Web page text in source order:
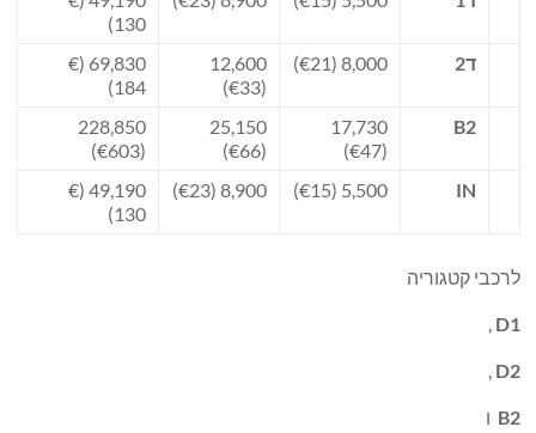
130)
ד2
8,000 (€21)
12,600
(€33)
69,830 (€
184)
B2
17,730
(€47)
25,150
(€66)
228,850
(€603)
IN
5,500 (€15)
8,900 (€23)
49,190 (€
130)
לרכבי קטגוריה
D1
D2
B2 ו